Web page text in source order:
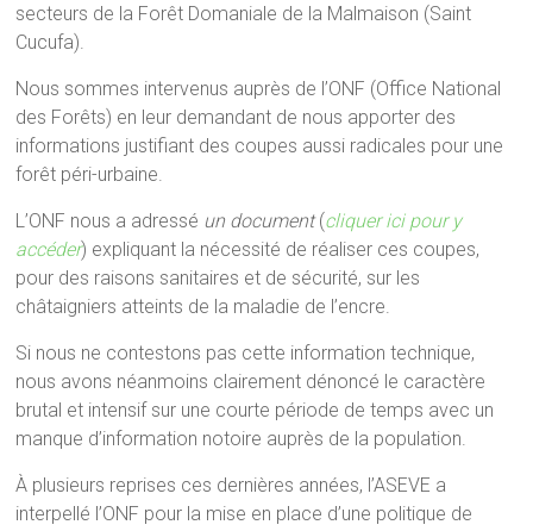
secteurs de la Forêt Domaniale de la Malmaison (Saint
Cucufa).
Nous sommes intervenus auprès de l’ONF (Office National
des Forêts) en leur demandant de nous apporter des
informations justifiant des coupes aussi radicales pour une
forêt péri-urbaine.
L’ONF nous a adressé un document(cliquer ici pour y
accéder) expliquant la nécessité de réaliser ces coupes,
pour des raisons sanitaires et de sécurité, sur les
châtaigniers atteints de la maladie de l’encre.
Si nous ne contestons pas cette information technique,
nous avons néanmoins clairement dénoncé le caractère
brutal et intensif sur une courte période de temps avec un
manque d’information notoire auprès de la population.
À plusieurs reprises ces dernières années, l’ASEVE a
interpellé l’ONF pour la mise en place d’une politique de